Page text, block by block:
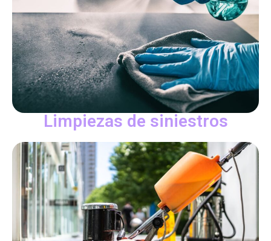
Limpiezas de siniestros